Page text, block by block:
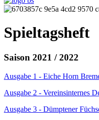
Spieltagsheft
Saison 2021 / 2022
Ausgabe 1 - Eiche Horn
Ausgabe 2 - Vereinsinternes
Ausgabe 3 - Dümptener